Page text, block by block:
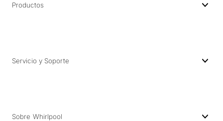
Productos
Servicio y Soporte
Sobre Whirlpool